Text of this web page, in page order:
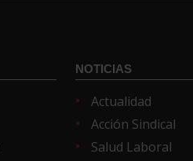
NOTICIAS
Actualidad
Acción Sindical
Salud Laboral